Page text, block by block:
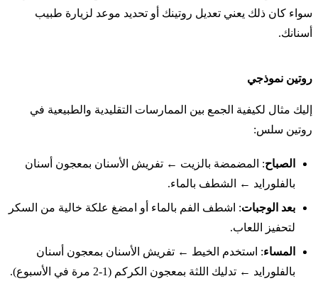
سواء كان ذلك يعني تعديل روتينك أو تحديد موعد لزيارة طبيب
أسنانك.
روتين نموذجي
إليك مثال لكيفية الجمع بين الممارسات التقليدية والطبيعية في
روتين سلس:
الصباح: المضمضة بالزيت ← تفريش الأسنان بمعجون أسنان
بالفلورايد ← الشطف بالماء.
بعد الوجبات: اشطف الفم بالماء أو امضغ علكة خالية من السكر
لتحفيز اللعاب.
المساء: استخدم الخيط ← تفريش الأسنان بمعجون أسنان
بالفلورايد ← تدليك اللثة بمعجون الكركم (1-2 مرة في الأسبوع).